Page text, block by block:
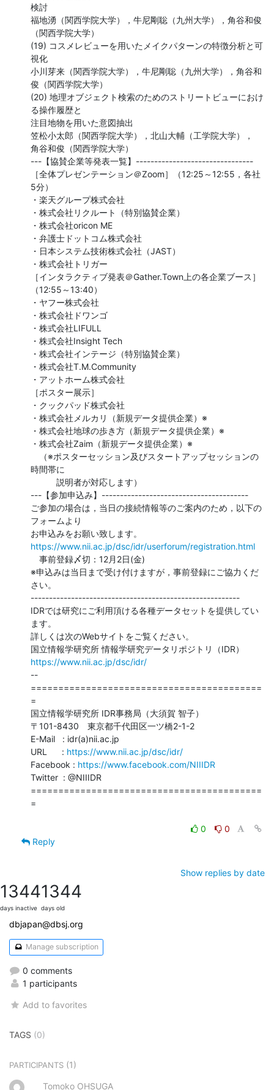
検討
福地湧（関西学院大学），牛尼剛聡（九州大学），角谷和俊
（関西学院大学）
(19) コスメレビューを用いたメイクパターンの特徴分析と可
視化
小川芽来（関西学院大学），牛尼剛聡（九州大学），角谷和
俊（関西学院大学）
(20) 地理オブジェクト検索のためのストリートビューにおけ
る操作履歴と
注目地物を用いた意図抽出
笠松小太郎（関西学院大学），北山大輔（工学院大学），
角谷和俊（関西学院大学）
---【協賛企業等発表一覧】--------------------------------
［全体プレゼンテーション＠Zoom］（12:25～12:55，各社
5分）
・楽天グループ株式会社
・株式会社リクルート（特別協賛企業）
・株式会社oricon ME
・弁護士ドットコム株式会社
・日本システム技術株式会社（JAST）
・株式会社トリガー
［インタラクティブ発表＠Gather.Town上の各企業ブース］
（12:55～13:40）
・ヤフー株式会社
・株式会社ドワンゴ
・株式会社LIFULL
・株式会社Insight Tech
・株式会社インテージ（特別協賛企業）
・株式会社T.M.Community
・アットホーム株式会社
［ポスター展示］
・クックパッド株式会社
・株式会社メルカリ（新規データ提供企業）※
・株式会社地球の歩き方（新規データ提供企業）※
・株式会社Zaim（新規データ提供企業）※
（※ポスターセッション及びスタートアップセッションの
時間帯に
説明者が対応します）
---【参加申込み】----------------------------------------
ご参加の場合は，当日の接続情報等のご案内のため，以下の
フォームより
https://www.nii.ac.jp/dsc/idr/userforum/registration.html
事前登録〆切：12月2日(金)
※申込みは当日まで受け付けますが，事前登録にご協力くだ
さい。
---------------------------------------------------------
IDRでは研究にご利用頂ける各種データセットを提供してい
ます。
詳しくは次のWebサイトをご覧ください。
https://www.nii.ac.jp/dsc/idr/
--
==========================================
=
国立情報学研究所 IDR事務局（大須賀 智子）
〒101-8430　東京都千代田区一ツ橋2-1-2
E-Mail   : idr(a)nii.ac.jp
URL      : https://www.nii.ac.jp/dsc/idr/
Facebook : https://www.facebook.com/NIIIDR
Twitter  : @NIIIDR
==========================================
=
0
0
Reply
Show replies by date
1344
days inactive
1344
days old
dbjapan@dbsj.org
Manage subscription
0 comments
1 participants
Add to favorites
TAGS (0)
PARTICIPANTS (1)
Tomoko OHSUGA